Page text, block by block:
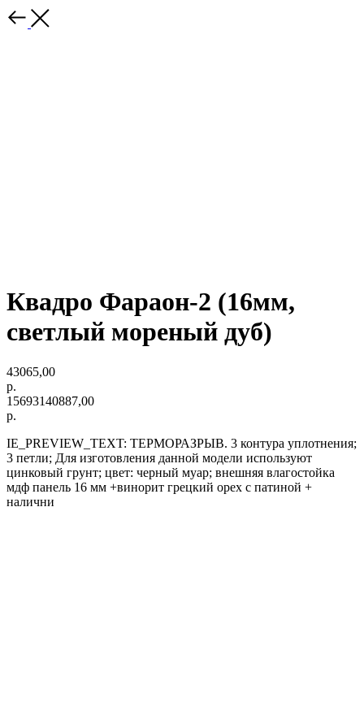
Квадро Фараон-2 (16мм,
светлый мореный дуб)
43065,00
р.
15693140887,00
р.
IE_PREVIEW_TEXT: ТЕРМОРАЗРЫВ. 3 контура уплотнения;
3 петли; Для изготовления данной модели используют
цинковый грунт; цвет: черный муар; внешняя влагостойка
мдф панель 16 мм +винорит грецкий орех с патиной +
налични